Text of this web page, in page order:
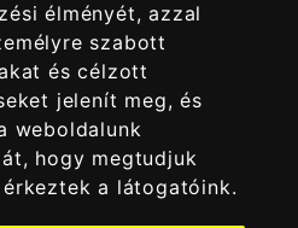
élményét, azzal
szabott
és célzott
jelenít meg, és
weboldalunk
hogy megtudjuk
érkeztek a látogatóink.
Red - Wolf Piros
Ft